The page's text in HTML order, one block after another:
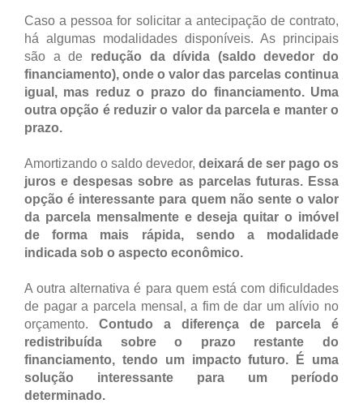
Caso a pessoa for solicitar a antecipação de contrato,
há algumas modalidades disponíveis. As principais
são a de redução da dívida (saldo devedor do
financiamento), onde o valor das parcelas continua
igual, mas reduz o prazo do financiamento. Uma
outra opção é reduzir o valor da parcela e manter o
prazo.
Amortizando o saldo devedor, deixará de ser pago os
juros e despesas sobre as parcelas futuras. Essa
opção é interessante para quem não sente o valor
da parcela mensalmente e deseja quitar o imóvel
de forma mais rápida, sendo a modalidade
indicada sob o aspecto econômico.
A outra alternativa é para quem está com dificuldades
de pagar a parcela mensal, a fim de dar um alívio no
orçamento. Contudo a diferença de parcela é
redistribuída sobre o prazo restante do
financiamento, tendo um impacto futuro. É uma
solução interessante para um período
determinado.